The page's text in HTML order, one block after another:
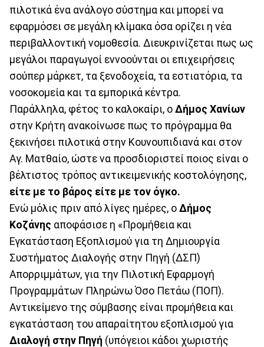
πιλοτικά ένα ανάλογο σύστημα και μπορεί να
εφαρμόσει σε μεγάλη κλίμακα όσα ορίζει η νέα
περιβαλλοντική νομοθεσία. Διευκρινίζεται πως ως
μεγάλοι παραγωγοί εννοούνται οι επιχειρήσεις
σούπερ μάρκετ, τα ξενοδοχεία, τα εστιατόρια, τα
νοσοκομεία και τα εμπορικά κέντρα.
Παράλληλα, φέτος το καλοκαίρι, ο Δήμος Χανίων
στην Κρήτη ανακοίνωσε πως το πρόγραμμα θα
ξεκινήσει πιλοτικά στην Κουνουπιδιανά και στον
Αγ. Ματθαίο, ώστε να προσδιοριστεί ποιος είναι ο
βέλτιστος τρόπος αντικειμενικής κοστολόγησης,
είτε με το βάρος είτε με τον όγκο.
Ενώ μόλις πριν από λίγες ημέρες, ο Δήμος
Κοζάνης αποφάσισε η «Προμήθεια και
Εγκατάσταση Εξοπλισμού για τη Δημιουργία
Συστήματος Διαλογής στην Πηγή (ΔΣΠ)
Απορριμμάτων, για την Πιλοτική Εφαρμογή
Προγραμμάτων Πληρώνω Όσο Πετάω (ΠΟΠ).
Αντικείμενο της σύμβασης είναι προμήθεια και
εγκατάσταση του απαραίτητου εξοπλισμού για
Διαλογή στην Πηγή (υπόγειοι κάδοι χωριστής